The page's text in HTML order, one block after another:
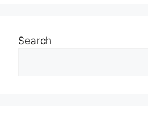
Search